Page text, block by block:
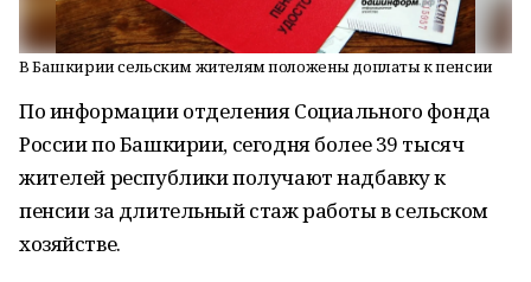
В Башкирии сельским жителям положены доплаты к пенсии
По информации отделения Социального фонда
России по Башкирии, сегодня более 39 тысяч
жителей республики получают надбавку к
пенсии за длительный стаж работы в сельском
хозяйстве.